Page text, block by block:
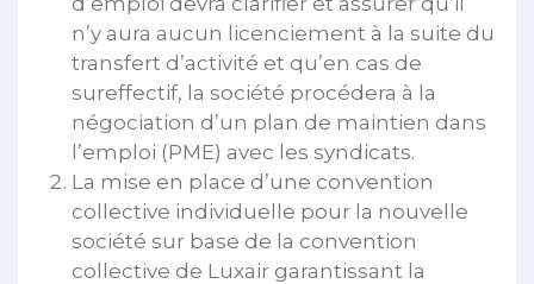
n’y aura aucun licenciement à la suite du
transfert d’activité et qu’en cas de
sureffectif, la société procédera à la
négociation d’un plan de maintien dans
l’emploi (PME) avec les syndicats.
La mise en place d’une convention
collective individuelle pour la nouvelle
société sur base de la convention
collective de Luxair garantissant la